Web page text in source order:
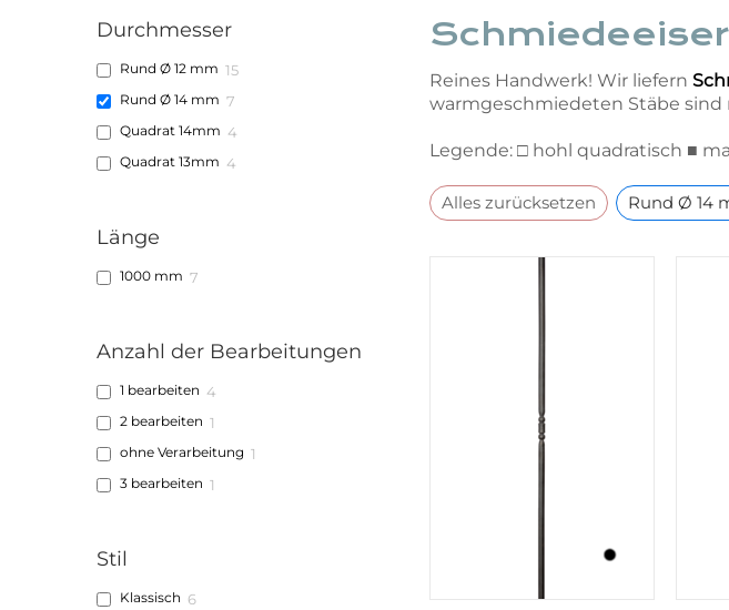
Durchmesser
Rund Ø 12 mm 15
Rund Ø 14 mm 7
Quadrat 14mm 4
Quadrat 13mm 4
Länge
1000 mm 7
Anzahl der Bearbeitungen
1 bearbeiten 4
2 bearbeiten 1
ohne Verarbeitung 1
3 bearbeiten 1
Stil
Klassisch 6
Reines Handwerk! Wir liefern
warmgeschmiedeten Stäbe
Legende: □ hohl quadratisch ■
Alles zurücksetzen Rund Ø 14